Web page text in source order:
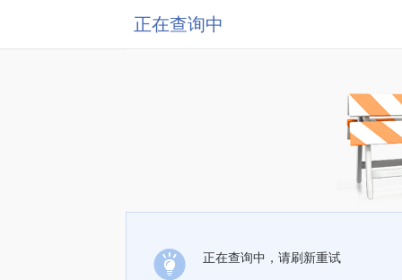
正在查询中
正在查询中，请刷新重试